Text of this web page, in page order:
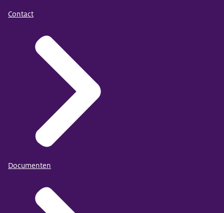
Contact
Documenten